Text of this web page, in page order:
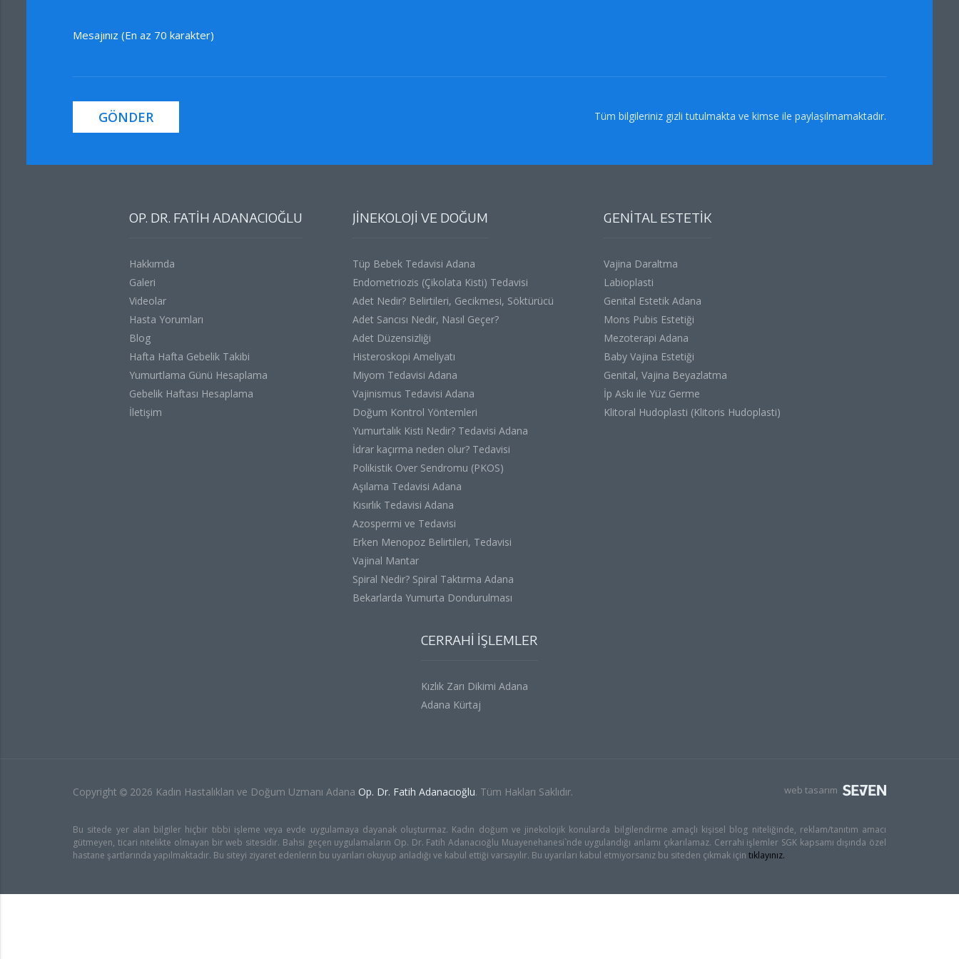
Mesajınız (En az 70 karakter)
Tüm bilgileriniz gizli tutulmakta ve kimse ile paylaşılmamaktadır.
GÖNDER
OP. DR. FATİH ADANACIOĞLU
Hakkımda
Galeri
Videolar
Hasta Yorumları
Blog
Hafta Hafta Gebelik Takibi
Yumurtlama Günü Hesaplama
Gebelik Haftası Hesaplama
İletişim
JİNEKOLOJİ VE DOĞUM
Tüp Bebek Tedavisi Adana
Endometriozis (Çikolata Kisti) Tedavisi
Adet Nedir? Belirtileri, Gecikmesi, Söktürücü
Adet Sancısı Nedir, Nasıl Geçer?
Adet Düzensizliği
Histeroskopi Ameliyatı
Miyom Tedavisi Adana
Vajinismus Tedavisi Adana
Doğum Kontrol Yöntemleri
Yumurtalık Kisti Nedir? Tedavisi Adana
İdrar kaçırma neden olur? Tedavisi
Polikistik Over Sendromu (PKOS)
Aşılama Tedavisi Adana
Kısırlık Tedavisi Adana
Azospermi ve Tedavisi
Erken Menopoz Belirtileri, Tedavisi
Vajinal Mantar
Spiral Nedir? Spiral Taktırma Adana
Bekarlarda Yumurta Dondurulması
GENİTAL ESTETİK
Vajina Daraltma
Labioplasti
Genital Estetik Adana
Mons Pubis Estetiği
Mezoterapi Adana
Baby Vajina Estetiği
Genital, Vajina Beyazlatma
İp Askı ile Yüz Germe
Klitoral Hudoplasti (Klitoris Hudoplasti)
CERRAHİ İŞLEMLER
Kızlık Zarı Dikimi Adana
Adana Kürtaj
Copyright 2026 Kadın Hastalıkları ve Doğum Uzmanı Adana Op. Dr. Fatih Adanacıoğlu. Tüm Hakları Saklıdır. web tasarım
Bu sitede yer alan bilgiler hiçbir tıbbi işleme veya evde uygulamaya dayanak oluşturmaz. Kadın doğum ve jinekolojik konularda bilgilendirme amaçlı kişisel blog niteliğinde, reklam/tanıtım amacı
gütmeyen, ticari nitelikte olmayan bir web sitesidir. Bahsi geçen uygulamaların Op. Dr. Fatih Adanacıoğlu Muayenehanesi`nde uygulandığı anlamı çıkarılamaz. Cerrahi işlemler SGK kapsamı dışında özel
hastane şartlarında yapılmaktadır. Bu siteyi ziyaret edenlerin bu uyarıları okuyup anladığı ve kabul ettiği varsayılır. Bu uyarıları kabul etmiyorsanız bu siteden çıkmak için tıklayınız.